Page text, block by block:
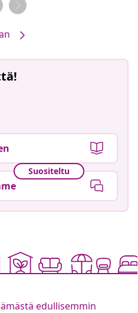
Suositeltu
edullisemmin